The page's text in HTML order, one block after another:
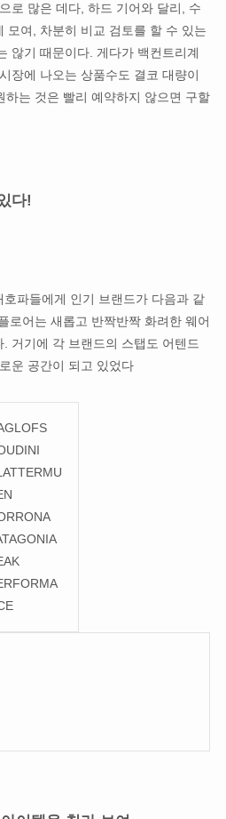
로 많은 데다, 하드 기어와 달리, 수
모여, 차분히 비교 검토를 할 수 있는
않기 때문이다. 게다가 백컨트리계
장에 나오는 상품수도 결코 대량이
하는 것은 빨리 예약하지 않으면 구할
다!
파들에게 인기 브랜드가 다음과 같
로어는 새롭고 반짝반짝 화려한 웨어
거기에 각 브랜드의 스탭도 어텐드
운 공간이 되고 있었다